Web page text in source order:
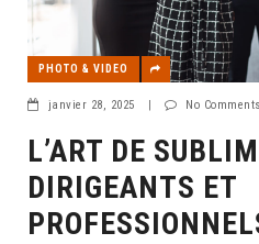
PHOTO & VIDEO
janvier 28, 2025 | No Comments
L’ART DE
DIRIGEANTS ET